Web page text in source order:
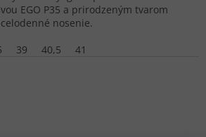
EGO P35 a prirodzeným tvarom
nosenie.
39 40,5 41